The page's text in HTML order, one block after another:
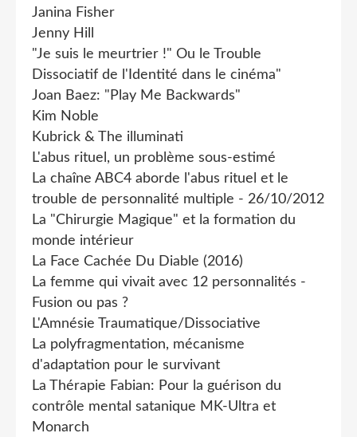
Janina Fisher
Jenny Hill
"Je suis le meurtrier !" Ou le Trouble
Dissociatif de l'Identité dans le cinéma"
Joan Baez: "Play Me Backwards"
Kim Noble
Kubrick & The illuminati
L'abus rituel, un problème sous-estimé
La chaîne ABC4 aborde l'abus rituel et le
trouble de personnalité multiple - 26/10/2012
La "Chirurgie Magique" et la formation du
monde intérieur
La Face Cachée Du Diable (2016)
La femme qui vivait avec 12 personnalités -
Fusion ou pas ?
L'Amnésie Traumatique/Dissociative
La polyfragmentation, mécanisme
d'adaptation pour le survivant
La Thérapie Fabian: Pour la guérison du
contrôle mental satanique MK-Ultra et
Monarch